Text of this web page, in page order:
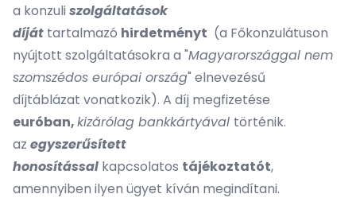
a konzuli szolgáltatások
díját tartalmazó hirdetményt (a Főkonzulátuson
nyújtott szolgáltatásokra a "Magyarországgal nem
szomszédos európai ország" elnevezésű
díjtáblázat vonatkozik). A díj megfizetése
euróban,kizárólag bankkártyával történik.
az egyszerűsített
honosítással kapcsolatos tájékoztatót,
amennyiben ilyen ügyet kíván megindítani.